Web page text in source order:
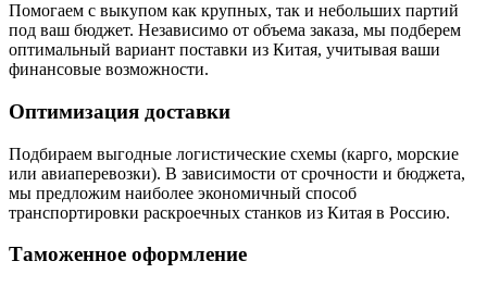
Помогаем с выкупом как крупных, так и небольших партий
под ваш бюджет. Независимо от объема заказа, мы подберем
оптимальный вариант поставки из Китая, учитывая ваши
финансовые возможности.
Оптимизация доставки
Подбираем выгодные логистические схемы (карго, морские
или авиаперевозки). В зависимости от срочности и бюджета,
мы предложим наиболее экономичный способ
транспортировки раскроечных станков из Китая в Россию.
Таможенное оформление